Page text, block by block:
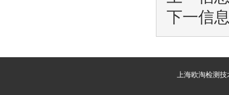
下一信
上海欧淘检测